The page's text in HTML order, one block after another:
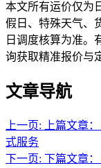
本文所有运价仅为
假日、特殊天气、
日调度核算为准。
询获取精准报价与
文章导航
上一页: 上篇文章：
式服务
下一页: 下篇文章：
天开地辟宏基，
途鸽快运精品路线：
佛山到三亚物流
佛山到海南物流
佛山到南宁物流